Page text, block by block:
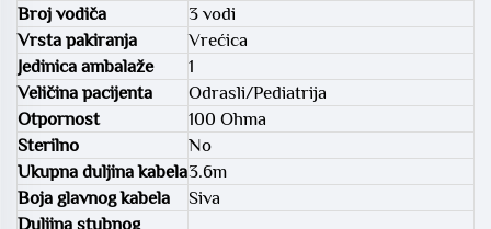
Broj vodiča
3 vodi
Vrsta pakiranja
Vrećica
Jedinica ambalaže
1
Veličina pacijenta
Odrasli/Pediatrija
Otpornost
100 Ohma
Sterilno
No
Ukupna duljina kabela3.6m
Boja glavnog kabela
Siva
Duljina stubnog